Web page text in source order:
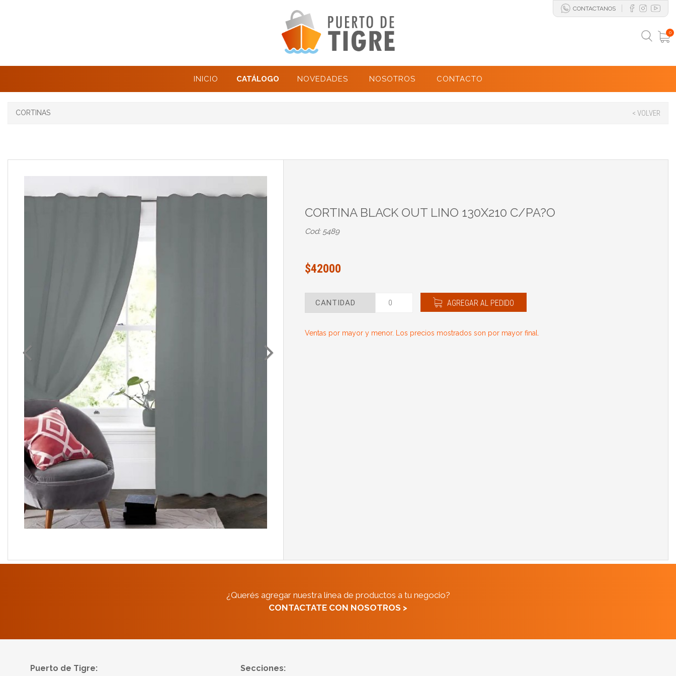
CONTACTANOS
0
INICIO CATÁLOGO NOVEDADES NOSOTROS CONTACTO
CORTINAS < VOLVER
CORTINA BLACK OUT LINO 130X210 C/PA?O
Cod: 5489
$42000
CANTIDAD AGREGAR AL PEDIDO
Ventas por mayor y menor. Los precios mostrados son por mayor final.
¿Querés agregar nuestra línea de productos a tu negocio?
CONTACTATE CON NOSOTROS >
Puerto de Tigre: Secciones: